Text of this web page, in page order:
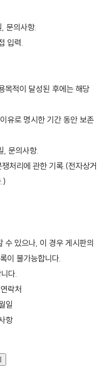
문의사항.
입력.
목적이 달성된 후에는 해당
유로 명시한 기간 동안 보존
, 문의사항.
처리에 관한 기록.(전자상거
수 있으나, 이 경우 게시판의
이 불가능합니다.
다.
연락처
일
항